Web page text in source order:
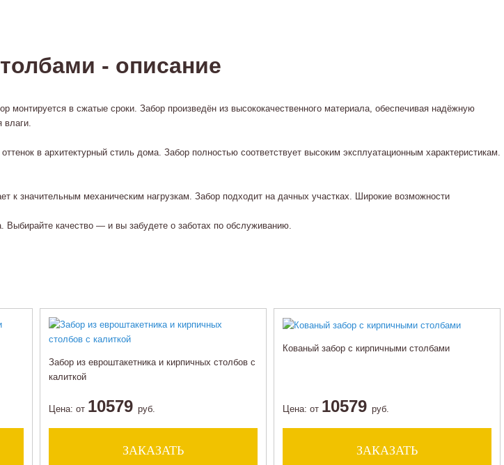
- описание
в сжатые сроки. Забор произведён из высококачественного материала, обеспечивая надёжную
в архитектурный стиль дома. Забор полностью соответствует высоким эксплуатационным характеристикам.
значительным механическим нагрузкам. Забор подходит на дачных участках. Широкие возможности
качество — и вы забудете о заботах по обслуживанию.
Забор из евроштакетника и кирпичных столбов с
калиткой
Цена: от 10579 руб.
ЗАКАЗАТЬ
Кованый забор с кирпичными столбами
Цена: от 10579 руб.
ЗАКАЗАТЬ